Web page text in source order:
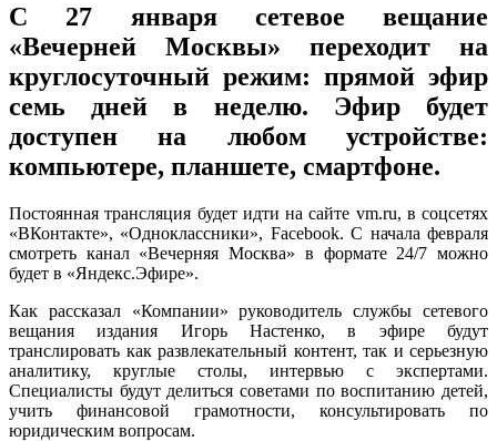
С 27 января сетевое вещание
«Вечерней Москвы» переходит на
круглосуточный режим: прямой эфир
семь дней в неделю. Эфир будет
доступен на любом устройстве:
компьютере, планшете, смартфоне.
Постоянная трансляция будет идти на сайте vm.ru, в соцсетях
«ВКонтакте», «Одноклассники», Facebook. С начала февраля
смотреть канал «Вечерняя Москва» в формате 24/7 можно
будет в «Яндекс.Эфире».
Как рассказал «Компании» руководитель службы сетевого
вещания издания Игорь Настенко, в эфире будут
транслировать как развлекательный контент, так и серьезную
аналитику, круглые столы, интервью с экспертами.
Специалисты будут делиться советами по воспитанию детей,
учить финансовой грамотности, консультировать по
юридическим вопросам.